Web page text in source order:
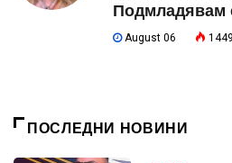
Подмладявам
August 06 1449
ПОСЛЕДНИ НОВИНИ